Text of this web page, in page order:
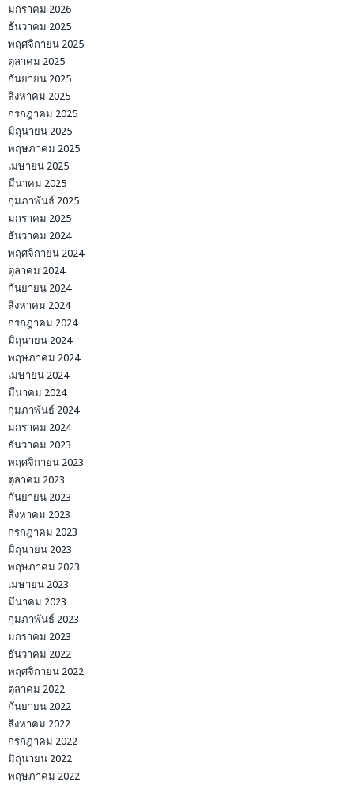
มกราคม 2026
ธันวาคม 2025
พฤศจิกายน 2025
ตุลาคม 2025
กันยายน 2025
สิงหาคม 2025
กรกฎาคม 2025
มิถุนายน 2025
พฤษภาคม 2025
เมษายน 2025
มีนาคม 2025
กุมภาพันธ์ 2025
มกราคม 2025
ธันวาคม 2024
พฤศจิกายน 2024
ตุลาคม 2024
กันยายน 2024
สิงหาคม 2024
กรกฎาคม 2024
มิถุนายน 2024
พฤษภาคม 2024
เมษายน 2024
มีนาคม 2024
กุมภาพันธ์ 2024
มกราคม 2024
ธันวาคม 2023
พฤศจิกายน 2023
ตุลาคม 2023
กันยายน 2023
สิงหาคม 2023
กรกฎาคม 2023
มิถุนายน 2023
พฤษภาคม 2023
เมษายน 2023
มีนาคม 2023
กุมภาพันธ์ 2023
มกราคม 2023
ธันวาคม 2022
พฤศจิกายน 2022
ตุลาคม 2022
กันยายน 2022
สิงหาคม 2022
กรกฎาคม 2022
มิถุนายน 2022
พฤษภาคม 2022